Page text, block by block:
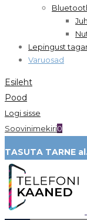
Lepingust
Varuosad
Esileht
Pood
Logi sisse
Soovinimekiri0
TASUTA TARNE